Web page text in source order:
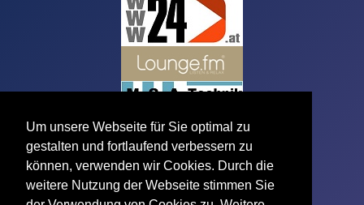
Um unsere Webseite für Sie optimal zu
gestalten und fortlaufend verbessern zu
können, verwenden wir Cookies. Durch die
weitere Nutzung der Webseite stimmen Sie
Tageszeitungen aus Österreich